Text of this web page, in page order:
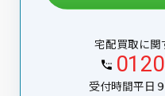
宅配買取に関
受付時間平日